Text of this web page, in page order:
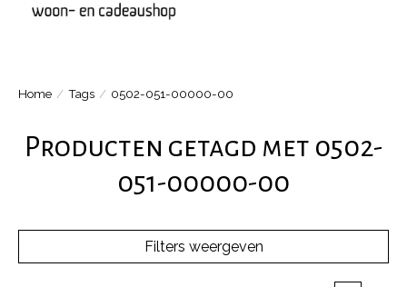
Home / Tags / 0502-051-00000-00
Producten getagd met 0502-
051-00000-00
Filters weergeven